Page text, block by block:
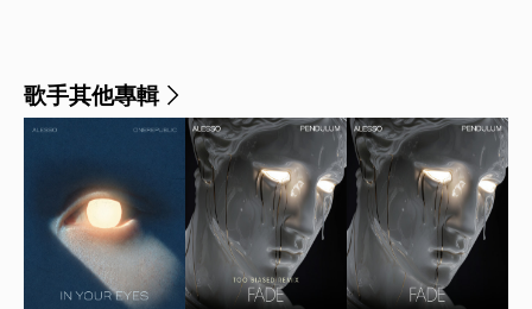
歌手其他專輯